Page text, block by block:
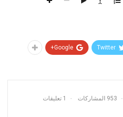
Twitter
Google+
953 المشاركات 1 تعليقات